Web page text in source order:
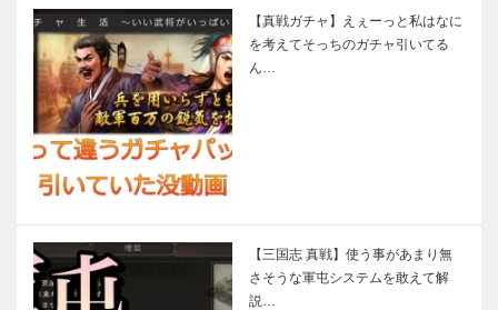
【真戦ガチャ】えぇーっと私はなに
を考えてそっちのガチャ引いてる
ん…
【三国志 真戦】使う事があまり無
さそうな軍屯システムを敢えて解
説…